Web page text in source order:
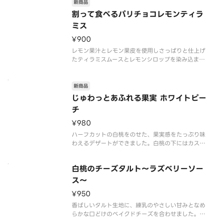
割って食べるパリチョコレモンティラ
ミス
新商品
¥900
レモン果汁とレモン果皮を使用しさっぱりと仕上げ
たティラミスムースとレモンシロップを染み込ませ
で、割る瞬間の楽しさとともに食感の違いを堪能で
きます。
新しい食感ときゅんとした
じゅわっとあふれる果実 ホワイトピー
チ
新商品
¥980
ハーフカットの白桃をのせた、果実感をたっぷり味
わえるデザートができました。白桃の下にはカスタ
にクッキーとアーモンドを敷き込んでいます。まる
で白桃にかぶりつくようなみずみ
白桃のチーズタルト～ラズベリーソー
ス～
¥950
香ばしいタルト生地に、練乳のやさしい甘みとなめ
らかな口どけのベイクドチーズを合わせました。